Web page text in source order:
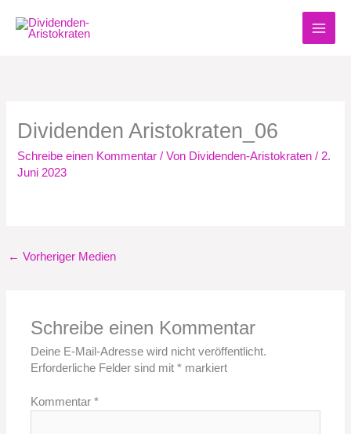
Inhalt
springen
Dividenden Aristokraten_06
Schreibe einen Kommentar / Von Dividenden-Aristokraten/ 2.
Juni 2023
← Vorheriger Medien
Schreibe einen Kommentar
Deine E-Mail-Adresse wird nicht veröffentlicht.
Erforderliche Felder sind mit* markiert
Kommentar*